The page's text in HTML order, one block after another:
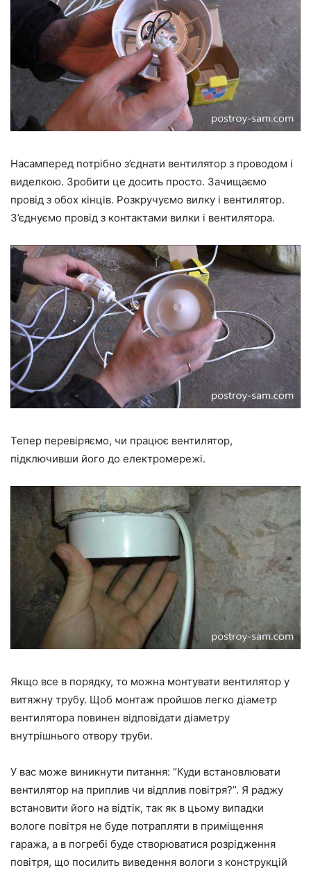
Насамперед потрібно з’єднати вентилятор з проводом і
виделкою. Зробити це досить просто. Зачищаємо
провід з обох кінців. Розкручуємо вилку і вентилятор.
З’єднуємо провід з контактами вилки і вентилятора.
Тепер перевіряємо, чи працює вентилятор,
підключивши його до електромережі.
Якщо все в порядку, то можна монтувати вентилятор у
витяжну трубу. Щоб монтаж пройшов легко діаметр
вентилятора повинен відповідати діаметру
внутрішнього отвору труби.
У вас може виникнути питання: “Куди встановлювати
вентилятор на приплив чи відплив повітря?”. Я раджу
встановити його на відтік, так як в цьому випадки
вологе повітря не буде потрапляти в приміщення
гаража, а в погребі буде створюватися розрідження
повітря, що посилить виведення вологи з конструкцій